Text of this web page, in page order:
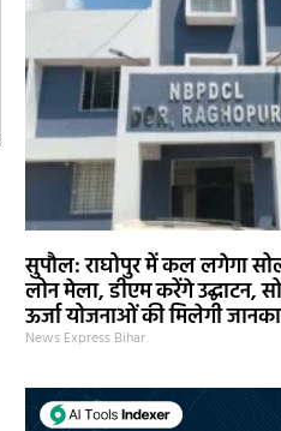
सुपौल: राघोपुर में कल लगेगा
लोन मेला, डीएम करेंगे उद्घाटन,
ऊर्जा योजनाओं की मिलेगी
News Express Bihar